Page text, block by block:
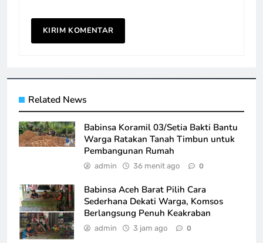
Related News
Babinsa Koramil 03/Setia Bakti Bantu
Warga Ratakan Tanah Timbun untuk
Pembangunan Rumah
admin 36 menit ago 0
Babinsa Aceh Barat Pilih Cara
Sederhana Dekati Warga, Komsos
Berlangsung Penuh Keakraban
admin 3 jam ago 0